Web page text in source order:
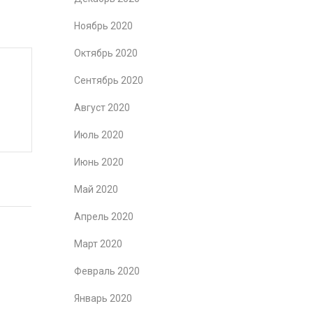
Ноябрь 2020
Октябрь 2020
Сентябрь 2020
Август 2020
Июль 2020
Июнь 2020
Май 2020
Апрель 2020
Март 2020
Февраль 2020
Январь 2020